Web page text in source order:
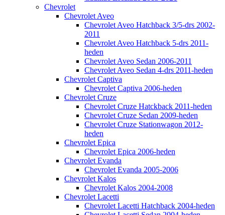
Chevrolet
Chevrolet Aveo
Chevrolet Aveo Hatchback 3/5-drs 2002-
2011
Chevrolet Aveo Hatchback 5-drs 2011-
heden
Chevrolet Aveo Sedan 2006-2011
Chevrolet Aveo Sedan 4-drs 2011-heden
Chevrolet Captiva
Chevrolet Captiva 2006-heden
Chevrolet Cruze
Chevrolet Cruze Hatckback 2011-heden
Chevrolet Cruze Sedan 2009-heden
Chevrolet Cruze Stationwagon 2012-
heden
Chevrolet Epica
Chevrolet Epica 2006-heden
Chevrolet Evanda
Chevrolet Evanda 2005-2006
Chevrolet Kalos
Chevrolet Kalos 2004-2008
Chevrolet Lacetti
Chevrolet Lacetti Hatchback 2004-heden